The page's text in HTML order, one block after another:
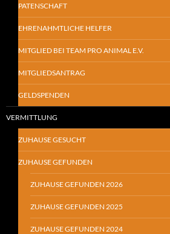
PATENSCHAFT
EHRENAHMTLICHE HELFER
MITGLIED BEI TEAM PRO ANIMAL E.V.
MITGLIEDSANTRAG
GELDSPENDEN
VERMITTLUNG
ZUHAUSE GESUCHT
ZUHAUSE GEFUNDEN
ZUHAUSE GEFUNDEN 2026
ZUHAUSE GEFUNDEN 2025
ZUHAUSE GEFUNDEN 2024